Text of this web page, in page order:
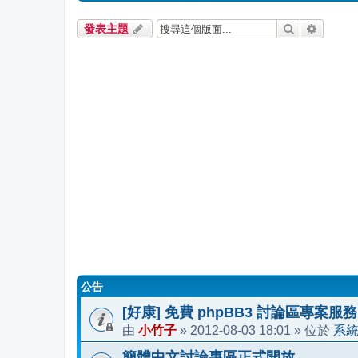
發表主題 搜尋
公告
[好康] 免費 phpBB3 討論區專案服務
由 小竹子 » 2012-08-03 18:01 » 位於 系